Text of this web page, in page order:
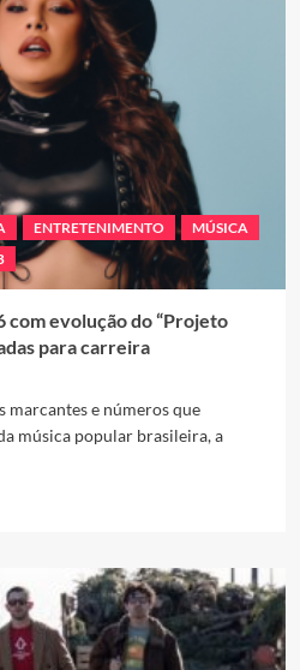
ENTRETENIMENTO
MÚSICA
com evolução do “Projeto
para carreira
marcantes e números que
música popular brasileira, a